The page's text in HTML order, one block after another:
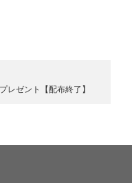
レゼント【配布終了】